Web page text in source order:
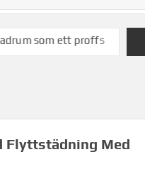
ett proffs Vanliga
Flyttstädning Med